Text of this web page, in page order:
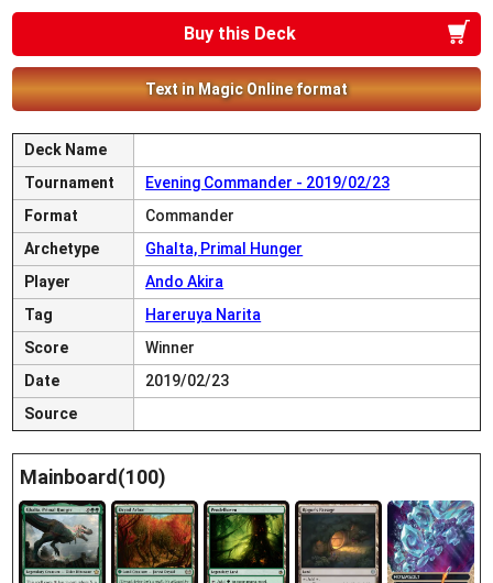
Buy this Deck
Text in Magic Online format
Deck Name
Tournament
Evening Commander - 2019/02/23
Format
Commander
Archetype
Ghalta, Primal Hunger
Player
Ando Akira
Tag
Hareruya Narita
Score
Winner
Date
2019/02/23
Source
Mainboard(100)